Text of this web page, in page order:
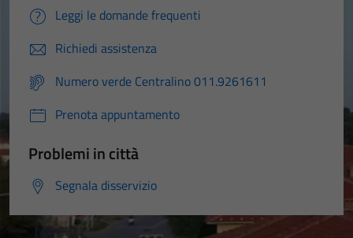
Leggi le domande frequenti
Richiedi assistenza
Numero verde Centralino 011.9261611
Prenota appuntamento
Problemi in città
Segnala disservizio